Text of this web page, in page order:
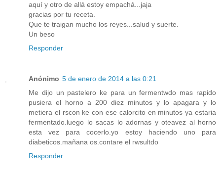
aquí y otro de allá estoy empachá...jaja
gracias por tu receta.
Que te traigan mucho los reyes...salud y suerte.
Un beso
Responder
Anónimo 5 de enero de 2014 a las 0:21
Me dijo un pastelero ke para un fermentwdo mas rapido
pusiera el horno a 200 diez minutos y lo apagara y lo
metiera el rscon ke con ese calorcito en minutos ya estaria
fermentado.luego lo sacas lo adornas y oteavez al horno
esta vez para cocerlo.yo estoy haciendo uno para
diabeticos.mañana os.contare el rwsultdo
Responder